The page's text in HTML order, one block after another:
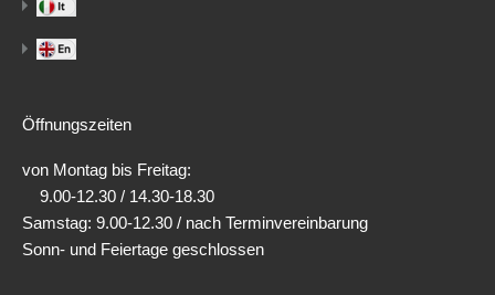
Öffnungszeiten
von Montag bis Freitag:
9.00-12.30 / 14.30-18.30
Samstag: 9.00-12.30 / nach Terminvereinbarung
Sonn- und Feiertage geschlossen